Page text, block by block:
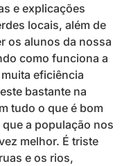
e explicações
locais, além de
os alunos da nossa
como funciona a
eficiência
bastante na
tudo o que é bom
a população nos
melhor. É triste
e os rios,